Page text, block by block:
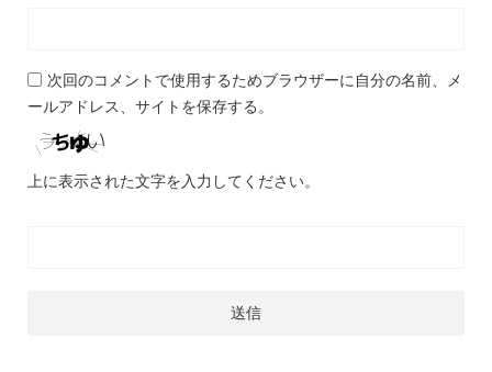
次回のコメントで使用するためブラウザーに自分の名前、メ
ールアドレス、サイトを保存する。
上に表示された文字を入力してください。